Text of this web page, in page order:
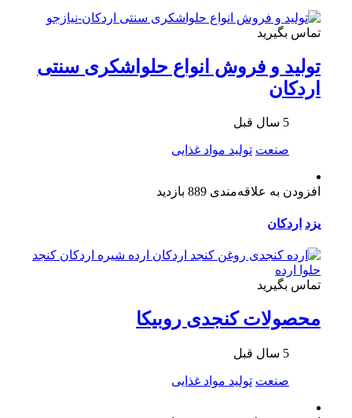
تماس بگیرید
تولید و فروش انواع حلواشکری سنتی
اردکان
5 سال قبل
صنعت تولید مواد غذایی
افزودن به علاقه‌مندی 889 بازدید
یزد اردکان
تماس بگیرید
محصولات کنجدی روبیکا
5 سال قبل
صنعت تولید مواد غذایی